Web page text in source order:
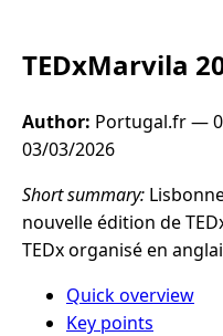
TEDxMarvila
Author: Portugal.fr —
03/03/2026
Short summary:
nouvelle édition de
TEDx organisé en
Quick overview
Key points